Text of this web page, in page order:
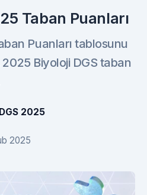
Taban Puanları
Puanları tablosunu
2025 Biyoloji DGS taban
DGS 2025
2025